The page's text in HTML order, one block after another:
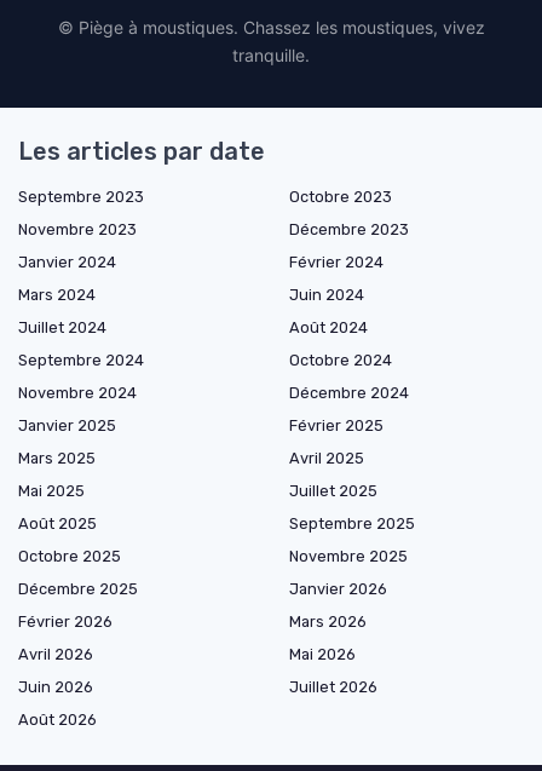
© Piège à moustiques. Chassez les moustiques, vivez
tranquille.
Les articles par date
Septembre 2023
Octobre 2023
Novembre 2023
Décembre 2023
Janvier 2024
Février 2024
Mars 2024
Juin 2024
Juillet 2024
Août 2024
Septembre 2024
Octobre 2024
Novembre 2024
Décembre 2024
Janvier 2025
Février 2025
Mars 2025
Avril 2025
Mai 2025
Juillet 2025
Août 2025
Septembre 2025
Octobre 2025
Novembre 2025
Décembre 2025
Janvier 2026
Février 2026
Mars 2026
Avril 2026
Mai 2026
Juin 2026
Juillet 2026
Août 2026